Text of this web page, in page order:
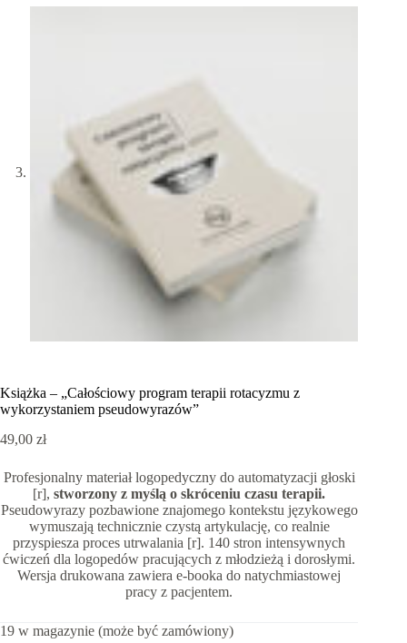
Książka – „Całościowy program terapii rotacyzmu z
wykorzystaniem pseudowyrazów”
49,00 zł
Profesjonalny materiał logopedyczny do automatyzacji głoski
[r],stworzony z myślą o skróceniu czasu terapii.
Pseudowyrazy pozbawione znajomego kontekstu językowego
wymuszają technicznie czystą artykulację, co realnie
przyspiesza proces utrwalania [r]. 140 stron intensywnych
ćwiczeń dla logopedów pracujących z młodzieżą i dorosłymi.
Wersja drukowana zawiera e-booka do natychmiastowej
pracy z pacjentem.
19 w magazynie (może być zamówiony)